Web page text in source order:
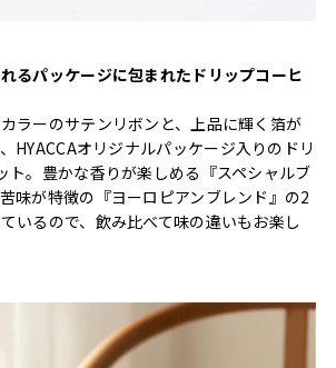
るパッケージに包まれたドリップコーヒ
ラーのサテンリボンと、上品に輝く箔が
HYACCAオリジナルパッケージ入りのドリ
ト。豊かな香りが楽しめる『スペシャルブ
味が特徴の『ヨーロピアンブレンド』の2
いるので、飲み比べて味の違いもお楽し